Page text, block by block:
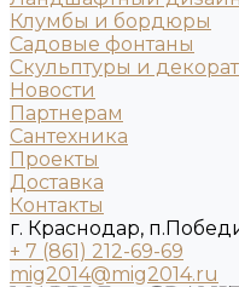
Клумбы и бордюры
Садовые фонтаны
Скульптуры и
Новости
Партнерам
Сантехника
Проекты
Доставка
Контакты
г. Краснодар,
+ 7 (861) 212-69-69
mig2014@mig2014.ru